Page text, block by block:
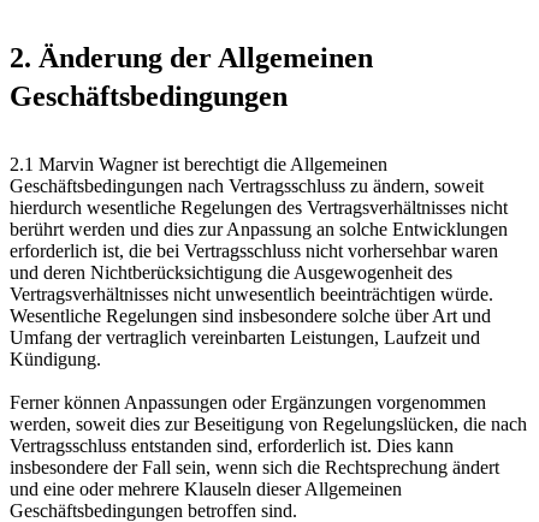
2. Änderung der Allgemeinen
Geschäftsbedingungen
2.1 Marvin Wagner ist berechtigt die Allgemeinen
Geschäftsbedingungen nach Vertragsschluss zu ändern, soweit
hierdurch wesentliche Regelungen des Vertragsverhältnisses nicht
berührt werden und dies zur Anpassung an solche Entwicklungen
erforderlich ist, die bei Vertragsschluss nicht vorhersehbar waren
und deren Nichtberücksichtigung die Ausgewogenheit des
Vertragsverhältnisses nicht unwesentlich beeinträchtigen würde.
Wesentliche Regelungen sind insbesondere solche über Art und
Umfang der vertraglich vereinbarten Leistungen, Laufzeit und
Kündigung.
Ferner können Anpassungen oder Ergänzungen vorgenommen
werden, soweit dies zur Beseitigung von Regelungslücken, die nach
Vertragsschluss entstanden sind, erforderlich ist. Dies kann
insbesondere der Fall sein, wenn sich die Rechtsprechung ändert
und eine oder mehrere Klauseln dieser Allgemeinen
Geschäftsbedingungen betroffen sind.